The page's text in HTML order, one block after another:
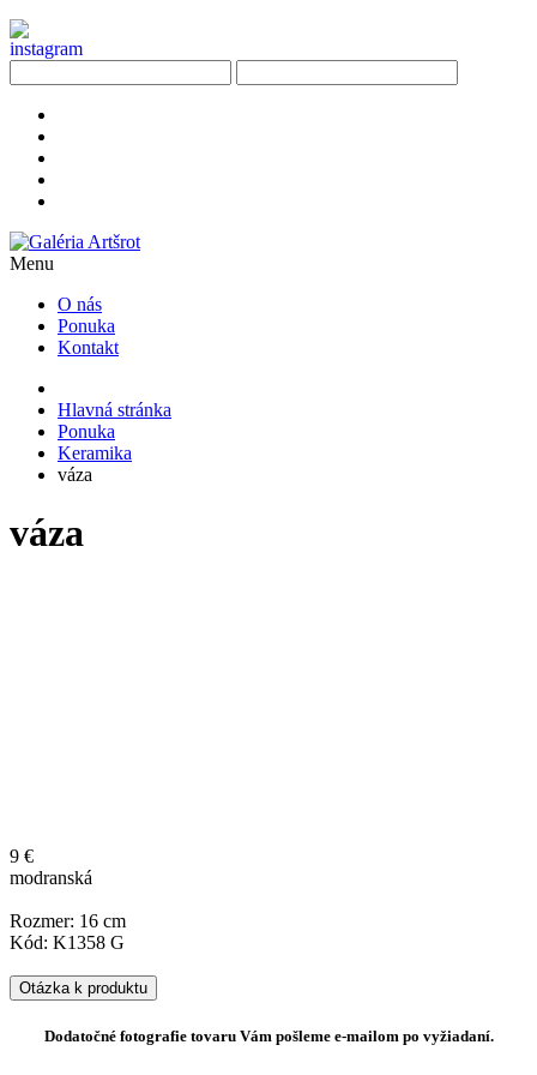
Menu
O nás
Ponuka
Kontakt
Hlavná stránka
Ponuka
Keramika
váza
váza
9 €
modranská
Rozmer: 16 cm
Kód: K1358 G
Otázka k produktu
Dodatočné fotografie tovaru Vám pošleme e-mailom po vyžiadaní.